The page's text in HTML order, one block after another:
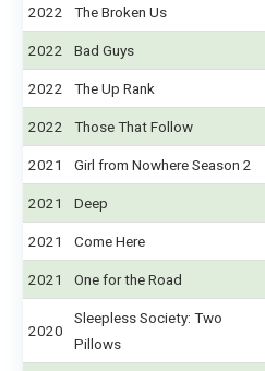
2022 The Broken Us
2022 Bad Guys
2022 The Up Rank
2022 Those That Follow
2021 Girl from Nowhere Season 2
2021 Deep
2021 Come Here
2021 One for the Road
2020
Sleepless Society: Two
Pillows